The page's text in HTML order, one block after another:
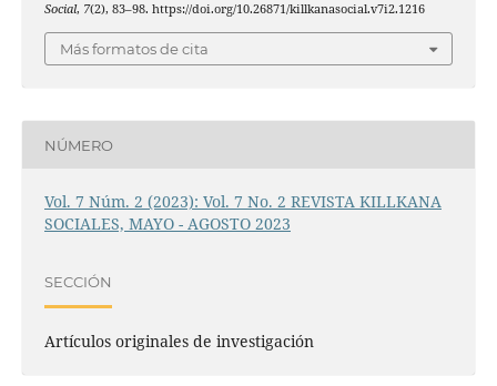
Social, 7(2), 83–98. https://doi.org/10.26871/killkanasocial.v7i2.1216
Más formatos de cita
NÚMERO
Vol. 7 Núm. 2 (2023): Vol. 7 No. 2 REVISTA KILLKANA
SOCIALES, MAYO - AGOSTO 2023
SECCIÓN
Artículos originales de investigación